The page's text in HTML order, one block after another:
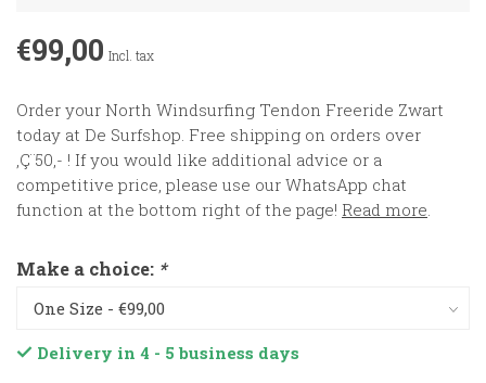
€99,00 Incl. tax
Order your North Windsurfing Tendon Freeride Zwart
today at De Surfshop. Free shipping on orders over
‚Ç¨50,- ! If you would like additional advice or a
competitive price, please use our WhatsApp chat
function at the bottom right of the page! Read more.
Make a choice: *
Delivery in 4 - 5 business days